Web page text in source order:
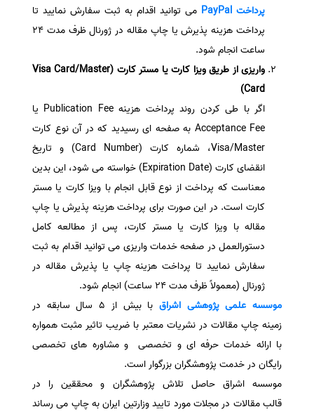
پرداخت PayPal
می توانید اقدام به ثبت سفارش نمایید تا
پرداخت هزینه پذیرش یا چاپ مقاله در ژورنال ظرف مدت 24
ساعت انجام شود.
واریزی از طریق ویزا کارت یا مستر کارت (Visa Card/Master
Card)
اگر با طی کردن روند پرداخت هزینه Publication Fee یا
Acceptance Fee به صفحه ای رسیدید که در آن نوع کارت
Visa/Master، شماره کارت (Card Number) و تاریخ
انقضای کارت (Expiration Date) خواسته می شود، این بدین
معناست که پرداخت از نوع قابل انجام با ویزا کارت یا مستر
کارت است. در این صورت برای پرداخت هزینه پذیرش یا چاپ
مقاله با ویزا کارت یا مستر کارت، پس از مطالعه کامل
دستورالعمل در صفحه خدمات واریزی می توانید اقدام به ثبت
سفارش نمایید تا پرداخت هزینه چاپ یا پذیرش مقاله در
ژورنال (معمولاً ظرف مدت 24 ساعت) انجام شود.
موسسه علمی پژوهشی اشراق
با بیش از 5 سال سابقه در
زمینه چاپ مقالات در نشریات معتبر با ضریب تاثیر مثبت همواره
با ارائه خدمات حرفه ای و تخصصی و مشاوره های تخصصی
رایگان در خدمت پژوهشگران بزرگوار است.
موسسه اشراق حاصل تلاش پژوهشگران و محققین را در
قالب مقالات در مجلات مورد تایید وزارتین ایران به چاپ می رساند